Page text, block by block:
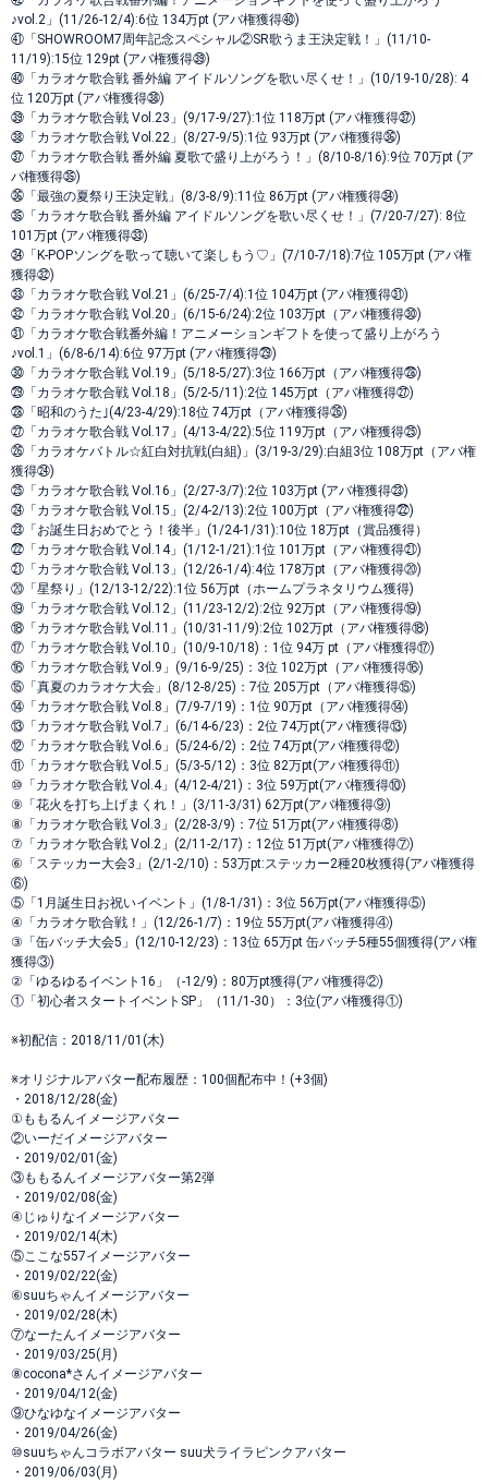
♪vol.2」(11/26-12/4):6位 134万pt (アバ権獲得㊵)
㊶「SHOWROOM7周年記念スペシャル②SR歌うま王決定戦！」(11/10-
11/19):15位 129pt (アバ権獲得㊴)
㊵「カラオケ歌合戦 番外編 アイドルソングを歌い尽くせ！」(10/19-10/28): 4
位 120万pt (アバ権獲得㊳)
㊴「カラオケ歌合戦 Vol.23」(9/17-9/27):1位 118万pt (アバ権獲得㊲)
㊳「カラオケ歌合戦 Vol.22」(8/27-9/5):1位 93万pt (アバ権獲得㊱)
㊲「カラオケ歌合戦 番外編 夏歌で盛り上がろう！」(8/10-8/16):9位 70万pt (ア
バ権獲得㉟)
㊱「最強の夏祭り王決定戦」(8/3-8/9):11位 86万pt (アバ権獲得㉞)
㉟「カラオケ歌合戦 番外編 アイドルソングを歌い尽くせ！」(7/20-7/27): 8位
101万pt (アバ権獲得㉝)
㉞「K-POPソングを歌って聴いて楽しもう♡」(7/10-7/18):7位 105万pt (アバ権
獲得㉜)
㉝「カラオケ歌合戦 Vol.21」(6/25-7/4):1位 104万pt (アバ権獲得㉛)
㉜「カラオケ歌合戦 Vol.20」(6/15-6/24):2位 103万pt（アバ権獲得㉚)
㉛「カラオケ歌合戦番外編！アニメーションギフトを使って盛り上がろう
♪vol.1」(6/8-6/14):6位 97万pt (アバ権獲得㉙)
㉚「カラオケ歌合戦 Vol.19」(5/18-5/27):3位 166万pt（アバ権獲得㉘)
㉙「カラオケ歌合戦 Vol.18」(5/2-5/11):2位 145万pt（アバ権獲得㉗)
㉘「昭和のうた｣(4/23-4/29):18位 74万pt（アバ権獲得㉖)
㉗「カラオケ歌合戦 Vol.17」(4/13-4/22):5位 119万pt（アバ権獲得㉕)
㉖「カラオケバトル☆紅白対抗戦(白組)」(3/19-3/29):白組3位 108万pt（アバ権
獲得㉔)
㉕「カラオケ歌合戦 Vol.16」(2/27-3/7):2位 103万pt (アバ権獲得㉓)
㉔「カラオケ歌合戦 Vol.15」(2/4-2/13):2位 100万pt（アバ権獲得㉒)
㉓「お誕生日おめでとう！後半」(1/24-1/31):10位 18万pt（賞品獲得）
㉒「カラオケ歌合戦 Vol.14」(1/12-1/21):1位 101万pt（アバ権獲得㉑)
㉑「カラオケ歌合戦 Vol.13」(12/26-1/4):4位 178万pt（アバ権獲得⑳)
⑳「星祭り」(12/13-12/22):1位 56万pt（ホームプラネタリウム獲得)
⑲「カラオケ歌合戦 Vol.12」(11/23-12/2):2位 92万pt（アバ権獲得⑲)
⑱「カラオケ歌合戦 Vol.11」(10/31-11/9):2位 102万pt（アバ権獲得⑱)
⑰「カラオケ歌合戦 Vol.10」(10/9-10/18)：1位 94万 pt（アバ権獲得⑰)
⑯「カラオケ歌合戦 Vol.9」(9/16-9/25)：3位 102万pt（アバ権獲得⑯)
⑮「真夏のカラオケ大会」(8/12-8/25)：7位 205万pt（アバ権獲得⑮)
⑭「カラオケ歌合戦 Vol.8」(7/9-7/19)：1位 90万pt（アバ権獲得⑭)
⑬「カラオケ歌合戦 Vol.7」(6/14-6/23)：2位 74万pt(アバ権獲得⑬)
⑫「カラオケ歌合戦 Vol.6」(5/24-6/2)：2位 74万pt(アバ権獲得⑫)
⑪「カラオケ歌合戦 Vol.5」(5/3-5/12)：3位 82万pt(アバ権獲得⑪)
⑩「カラオケ歌合戦 Vol.4」(4/12-4/21)：3位 59万pt(アバ権獲得⑩)
⑨「花火を打ち上げまくれ！」(3/11-3/31) 62万pt(アバ権獲得⑨)
⑧「カラオケ歌合戦 Vol.3」(2/28-3/9)：7位 51万pt(アバ権獲得⑧)
⑦「カラオケ歌合戦 Vol.2」(2/11-2/17)：12位 51万pt(アバ権獲得⑦)
⑥「ステッカー大会3」(2/1-2/10)：53万pt:ステッカー2種20枚獲得(アバ権獲得
⑥)
⑤「1月誕生日お祝いイベント」(1/8-1/31)：3位 56万pt(アバ権獲得⑤)
④「カラオケ歌合戦！」(12/26-1/7)：19位 55万pt(アバ権獲得④)
③「缶バッチ大会5」(12/10-12/23)：13位 65万pt 缶バッチ5種55個獲得(アバ権
獲得③)
②「ゆるゆるイベント16」（-12/9)：80万pt獲得(アバ権獲得②)
①「初心者スタートイベントSP」（11/1-30）：3位(アバ権獲得①)
※初配信：2018/11/01(木)
※オリジナルアバター配布履歴：100個配布中！(+3個)
・2018/12/28(金)
①ももるんイメージアバター
②いーだイメージアバター
・2019/02/01(金)
③ももるんイメージアバター第2弾
・2019/02/08(金)
④じゅりなイメージアバター
・2019/02/14(木)
⑤ここな557イメージアバター
・2019/02/22(金)
⑥suuちゃんイメージアバター
・2019/02/28(木)
⑦なーたんイメージアバター
・2019/03/25(月)
⑧cocona*さんイメージアバター
・2019/04/12(金)
⑨ひなゆなイメージアバター
・2019/04/26(金)
⑩suuちゃんコラボアバター suu犬ライラピンクアバター
・2019/06/03(月)